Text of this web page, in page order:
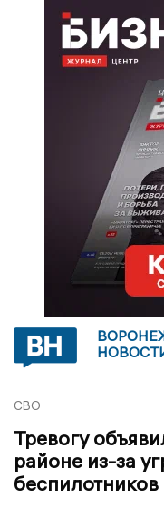
СВО
Тревогу
районе из-за
беспилотников